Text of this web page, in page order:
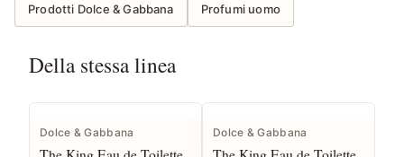
Prodotti Dolce & Gabbana Profumi uomo
Della stessa linea
Dolce & Gabbana Dolce & Gabbana